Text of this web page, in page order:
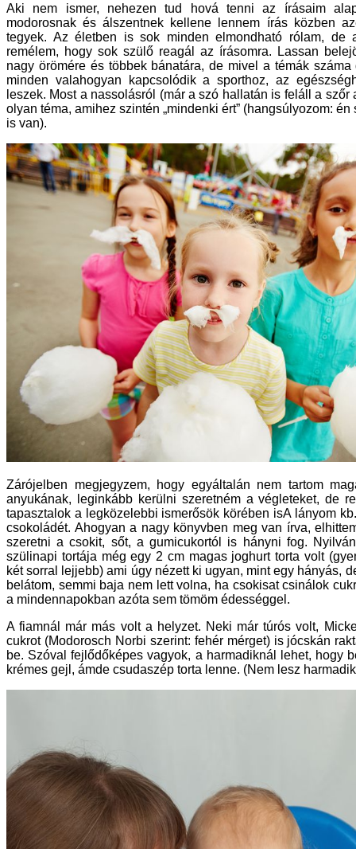
Aki nem ismer, nehezen tud hová tenni az írásaim
modorosnak és álszentnek kellene lennem írás közben
tegyek. Az életben is sok minden elmondható rólam, de
remélem, hogy sok szülő reagál az írásomra. Lassan
nagy örömére és többek bánatára, de mivel a témák
minden valahogyan kapcsolódik a sporthoz, az
leszek. Most a nassolásról (már a szó hallatán is feláll a szőr
olyan téma, amihez szintén „mindenki ért” (hangsúlyozom:
is van).
Zárójelben megjegyzem, hogy egyáltalán nem tartom
anyukának, leginkább kerülni szeretném a végleteket, de
tapasztalok a legközelebbi ismerősök körében isA lányom
csokoládét. Ahogyan a nagy könyvben meg van írva,
szeretni a csokit, sőt, a gumicukortól is hányni fog.
szülinapi tortája még egy 2 cm magas joghurt torta volt
két sorral lejjebb) ami úgy nézett ki ugyan, mint egy hányás,
belátom, semmi baja nem lett volna, ha csokisat csinálok
a mindennapokban azóta sem tömöm édességgel.
A fiamnál már más volt a helyzet. Neki már túrós volt,
cukrot (Modorosch Norbi szerint: fehér mérget) is jócskán
be. Szóval fejlődőképes vagyok, a harmadiknál lehet, hogy
krémes gejl, ámde csudaszép torta lenne. (Nem lesz